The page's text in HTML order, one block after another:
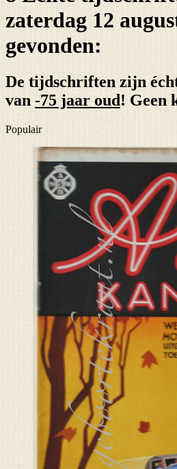
zaterdag 12
gevonden:
De tijdschriften zijn
van -75 jaar oud ! Geen
Populair